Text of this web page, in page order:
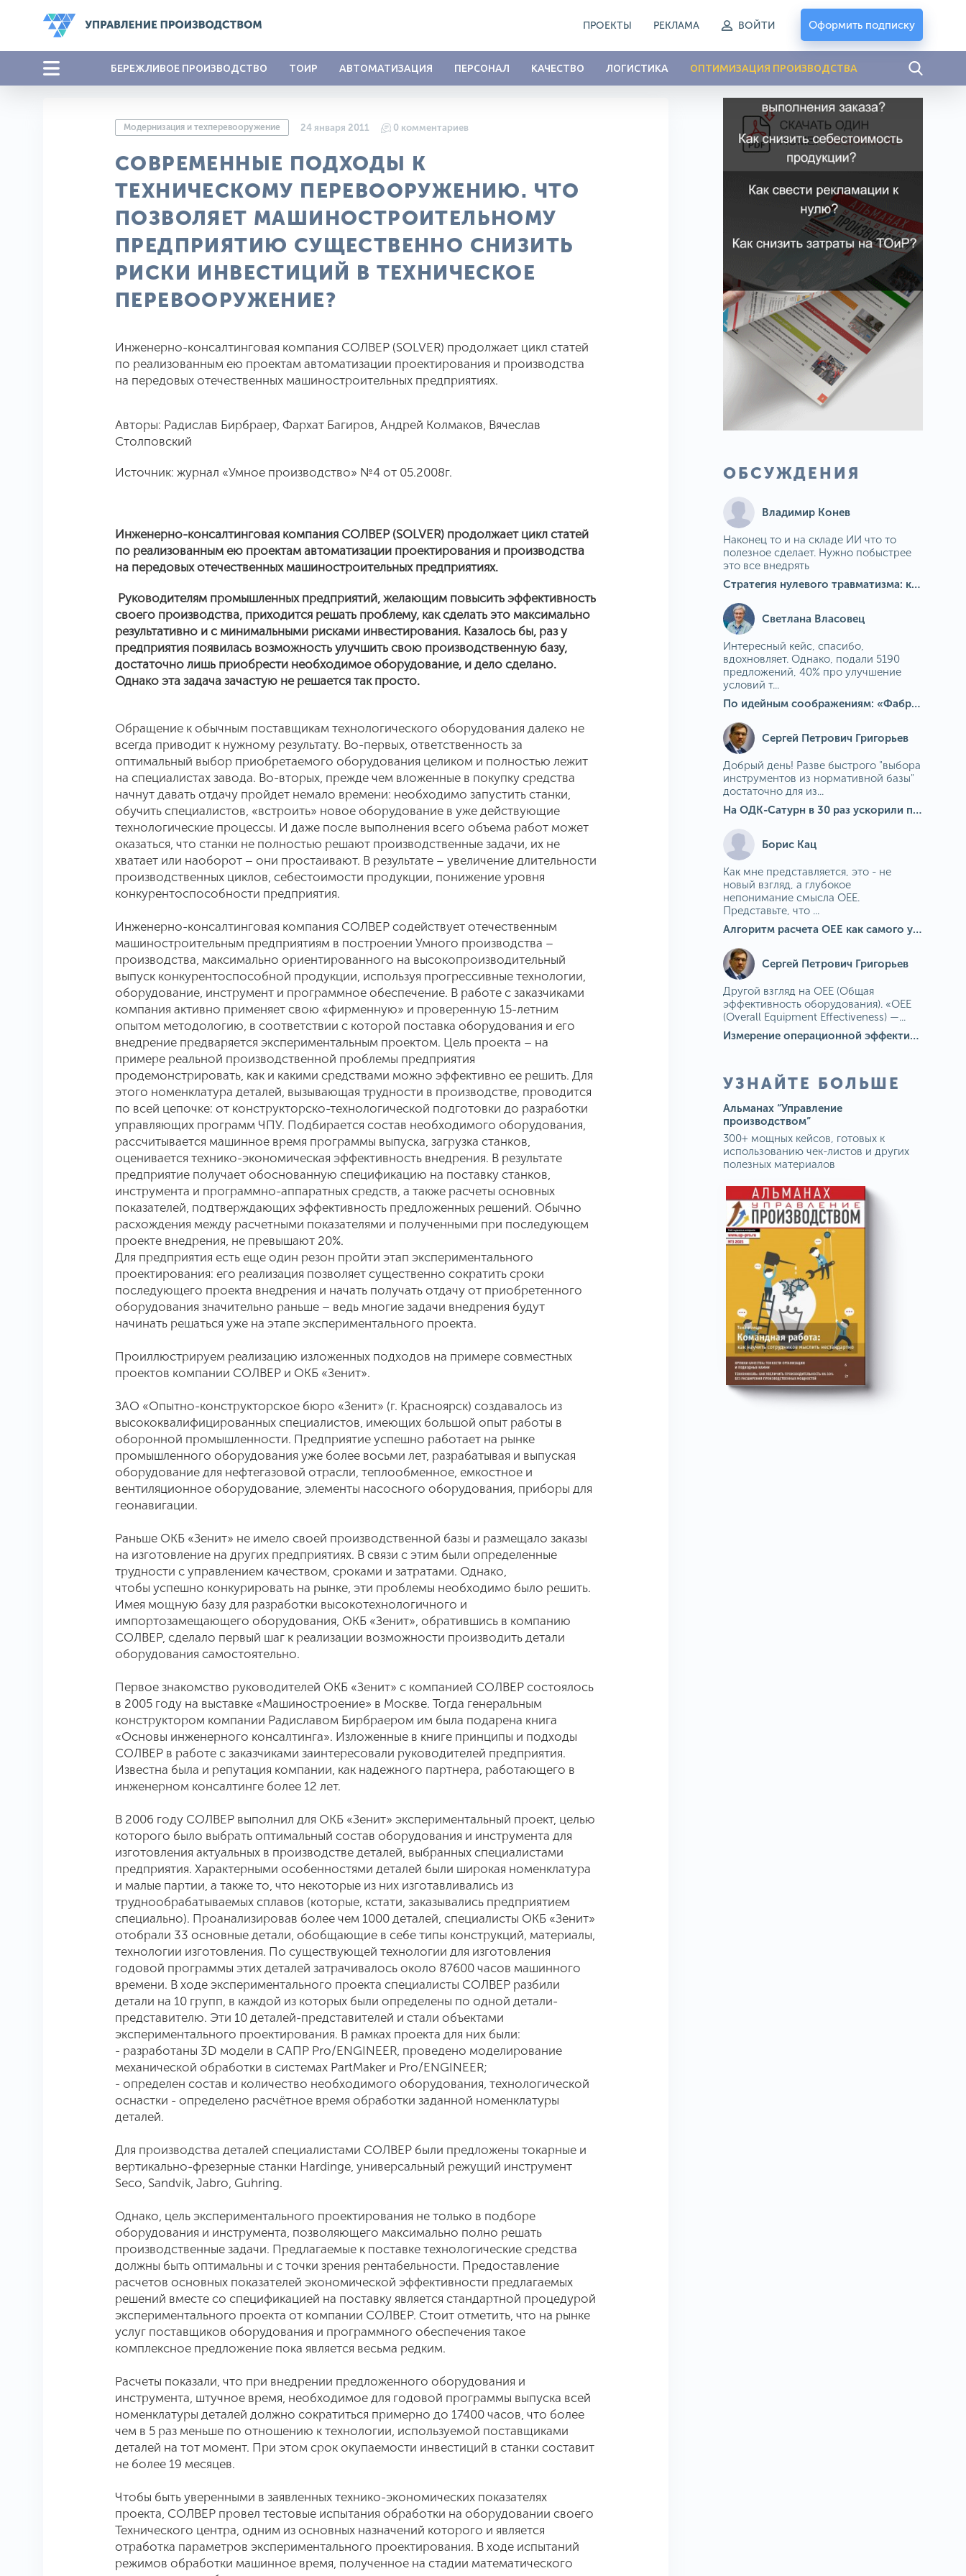
ПРОЕКТЫ РЕКЛАМА ВОЙТИ Оформить подписку
БЕРЕЖЛИВОЕ ПРОИЗВОДСТВО ТОИР АВТОМАТИЗАЦИЯ ПЕРСОНАЛ КАЧЕСТВО ЛОГИСТИКА ОПТИМИЗАЦИЯ ПРОИЗВОДСТВА
Модернизация и техперевооружение 24 января 2011 0 комментариев
СОВРЕМЕННЫЕ ПОДХОДЫ К
ТЕХНИЧЕСКОМУ ПЕРЕВООРУЖЕНИЮ. ЧТО
ПОЗВОЛЯЕТ МАШИНОСТРОИТЕЛЬНОМУ
ПРЕДПРИЯТИЮ СУЩЕСТВЕННО СНИЗИТЬ
РИСКИ ИНВЕСТИЦИЙ В ТЕХНИЧЕСКОЕ
ПЕРЕВООРУЖЕНИЕ?
Инженерно-консалтинговая компания СОЛВЕР (SOLVER) продолжает цикл статей
по реализованным ею проектам автоматизации проектирования и производства
на передовых отечественных машиностроительных предприятиях.
Авторы: Радислав Бирбраер, Фархат Багиров, Андрей Колмаков, Вячеслав
Столповский
Источник: журнал «Умное производство» №4 от 05.2008г.
Инженерно-консалтинговая компания СОЛВЕР (SOLVER) продолжает цикл статей
по реализованным ею проектам автоматизации проектирования и производства
на передовых отечественных машиностроительных предприятиях.
Руководителям промышленных предприятий, желающим повысить эффективность
своего производства, приходится решать проблему, как сделать это максимально
результативно и с минимальными рисками инвестирования. Казалось бы, раз у
предприятия появилась возможность улучшить свою производственную базу,
достаточно лишь приобрести необходимое оборудование, и дело сделано.
Однако эта задача зачастую не решается так просто.
Обращение к обычным поставщикам технологического оборудования далеко не
всегда приводит к нужному результату. Во-первых, ответственность за
оптимальный выбор приобретаемого оборудования целиком и полностью лежит
на специалистах завода. Во-вторых, прежде чем вложенные в покупку средства
начнут давать отдачу пройдет немало времени: необходимо запустить станки,
обучить специалистов, «встроить» новое оборудование в уже действующие
технологические процессы. И даже после выполнения всего объема работ может
оказаться, что станки не полностью решают производственные задачи, их не
хватает или наоборот – они простаивают. В результате – увеличение длительности
производственных циклов, себестоимости продукции, понижение уровня
конкурентоспособности предприятия.
Инженерно-консалтинговая компания СОЛВЕР содействует отечественным
машиностроительным предприятиям в построении Умного производства –
производства, максимально ориентированного на высокопроизводительный
выпуск конкурентоспособной продукции, используя прогрессивные технологии,
оборудование, инструмент и программное обеспечение. В работе с заказчиками
компания активно применяет свою «фирменную» и проверенную 15-летним
опытом методологию, в соответствии с которой поставка оборудования и его
внедрение предваряется экспериментальным проектом. Цель проекта – на
примере реальной производственной проблемы предприятия
продемонстрировать, как и какими средствами можно эффективно ее решить. Для
этого номенклатура деталей, вызывающая трудности в производстве, проводится
по всей цепочке: от конструкторско-технологической подготовки до разработки
управляющих программ ЧПУ. Подбирается состав необходимого оборудования,
рассчитывается машинное время программы выпуска, загрузка станков,
оценивается технико-экономическая эффективность внедрения. В результате
предприятие получает обоснованную спецификацию на поставку станков,
инструмента и программно-аппаратных средств, а также расчеты основных
показателей, подтверждающих эффективность предложенных решений. Обычно
расхождения между расчетными показателями и полученными при последующем
проекте внедрения, не превышают 20%.
Для предприятия есть еще один резон пройти этап экспериментального
проектирования: его реализация позволяет существенно сократить сроки
последующего проекта внедрения и начать получать отдачу от приобретенного
оборудования значительно раньше – ведь многие задачи внедрения будут
начинать решаться уже на этапе экспериментального проекта.
Проиллюстрируем реализацию изложенных подходов на примере совместных
проектов компании СОЛВЕР и ОКБ «Зенит».
ЗАО «Опытно-конструкторское бюро «Зенит» (г. Красноярск) создавалось из
высококвалифицированных специалистов, имеющих большой опыт работы в
оборонной промышленности. Предприятие успешно работает на рынке
промышленного оборудования уже более восьми лет, разрабатывая и выпуская
оборудование для нефтегазовой отрасли, теплообменное, емкостное и
вентиляционное оборудование, элементы насосного оборудования, приборы для
геонавигации.
Раньше ОКБ «Зенит» не имело своей производственной базы и размещало заказы
на изготовление на других предприятиях. В связи с этим были определенные
трудности с управлением качеством, сроками и затратами. Однако,
чтобы успешно конкурировать на рынке, эти проблемы необходимо было решить.
Имея мощную базу для разработки высокотехнологичного и
импортозамещающего оборудования, ОКБ «Зенит», обратившись в компанию
СОЛВЕР, сделало первый шаг к реализации возможности производить детали
оборудования самостоятельно.
Первое знакомство руководителей ОКБ «Зенит» с компанией СОЛВЕР состоялось
в 2005 году на выставке «Машиностроение» в Москве. Тогда генеральным
конструктором компании Радиславом Бирбраером им была подарена книга
«Основы инженерного консалтинга». Изложенные в книге принципы и подходы
СОЛВЕР в работе с заказчиками заинтересовали руководителей предприятия.
Известна была и репутация компании, как надежного партнера, работающего в
инженерном консалтинге более 12 лет.
В 2006 году СОЛВЕР выполнил для ОКБ «Зенит» экспериментальный проект, целью
которого было выбрать оптимальный состав оборудования и инструмента для
изготовления актуальных в производстве деталей, выбранных специалистами
предприятия. Характерными особенностями деталей были широкая номенклатура
и малые партии, а также то, что некоторые из них изготавливались из
труднообрабатываемых сплавов (которые, кстати, заказывались предприятием
специально). Проанализировав более чем 1000 деталей, специалисты ОКБ «Зенит»
отобрали 33 основные детали, обобщающие в себе типы конструкций, материалы,
технологии изготовления. По существующей технологии для изготовления
годовой программы этих деталей затрачивалось около 87600 часов машинного
времени. В ходе экспериментального проекта специалисты СОЛВЕР разбили
детали на 10 групп, в каждой из которых были определены по одной детали-
представителю. Эти 10 деталей-представителей и стали объектами
экспериментального проектирования. В рамках проекта для них были:
- разработаны 3D модели в САПР Pro/ENGINEER, проведено моделирование
механической обработки в системах PartMaker и Pro/ENGINEER;
- определен состав и количество необходимого оборудования, технологической
оснастки - определено расчётное время обработки заданной номенклатуры
деталей.
Для производства деталей специалистами СОЛВЕР были предложены токарные и
вертикально-фрезерные станки Hardinge, универсальный режущий инструмент
Seco, Sandvik, Jabro, Guhring.
Однако, цель экспериментального проектирования не только в подборе
оборудования и инструмента, позволяющего максимально полно решать
производственные задачи. Предлагаемые к поставке технологические средства
должны быть оптимальны и с точки зрения рентабельности. Предоставление
расчетов основных показателей экономической эффективности предлагаемых
решений вместе со спецификацией на поставку является стандартной процедурой
экспериментального проекта от компании СОЛВЕР. Стоит отметить, что на рынке
услуг поставщиков оборудования и программного обеспечения такое
комплексное предложение пока является весьма редким.
Расчеты показали, что при внедрении предложенного оборудования и
инструмента, штучное время, необходимое для годовой программы выпуска всей
номенклатуры деталей должно сократиться примерно до 17400 часов, что более
чем в 5 раз меньше по отношению к технологии, используемой поставщиками
деталей на тот момент. При этом срок окупаемости инвестиций в станки составит
не более 19 месяцев.
Чтобы быть уверенными в заявленных технико-экономических показателях
проекта, СОЛВЕР провел тестовые испытания обработки на оборудовании своего
Технического центра, одним из основных назначений которого и является
отработка параметров экспериментального проектирования. В ходе испытаний
режимов обработки машинное время, полученное на стадии математического
ОБСУЖДЕНИЯ
Владимир Конев
Наконец то и на складе ИИ что то
полезное сделает. Нужно побыстрее
это все внедрять
Стратегия нулевого травматизма: как ИИ-камеры Camkord снижают риск наезда на пешехода при работе на погрузчике
Светлана Власовец
Интересный кейс, спасибо,
вдохновляет. Однако, подали 5190
предложений, 40% про улучшение
условий т...
По идейным соображениям: «Фабрика идей» на МГОКе
Сергей Петрович Григорьев
Добрый день! Разве быстрого "выбора
инструментов из нормативной базы"
достаточно для из...
На ОДК-Сатурн в 30 раз ускорили подбор средств измерения для контроля качества продукции
Борис Кац
Как мне представляется, это - не
новый взгляд, а глубокое
непонимание смысла OEE.
Представьте, что ...
Алгоритм расчета ОЕЕ как самого универсального и современного показателя эффективности оборудования в мире
Сергей Петрович Григорьев
Другой взгляд на OEE (Общая
эффективность оборудования). «OEE
(Overall Equipment Effectiveness) —...
Измерение операционной эффективности: ключевые показатели для непрерывного совершенствования
УЗНАЙТЕ БОЛЬШЕ
Альманах “Управление
производством”
300+ мощных кейсов, готовых к
использованию чек-листов и других
полезных материалов